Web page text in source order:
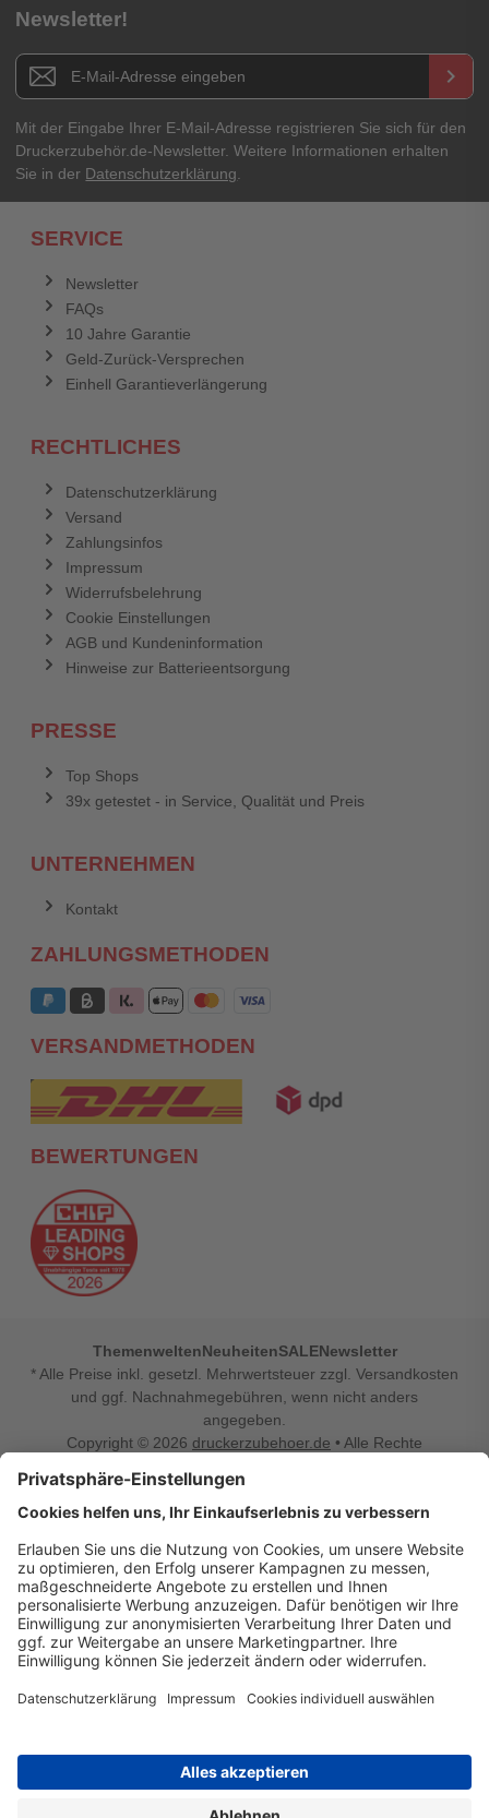
Titel**
E-Mail-Adresse
Ihr Passwort
Newsletter!
Newsletter E-Mail Adresse keyboard_arrow_right
Mit der Eingabe Ihrer E-Mail-Adresse registrieren Sie sich für den
Druckerzubehör.de-Newsletter. Weitere Informationen erhalten
Sie in der Datenschutzerklärung
SERVICE
Newsletter
FAQs
10 Jahre Garantie
Geld-Zurück-Versprechen
Einhell Garantieverlängerung
RECHTLICHES
Datenschutzerklärung
Versand
Zahlungsinfos
Impressum
Widerrufsbelehrung
Cookie Einstellungen
AGB und Kundeninformation
Hinweise zur Batterieentsorgung
PRESSE
Top Shops
39x getestet - in Service, Qualität und Preis
UNTERNEHMEN
Kontakt
ZAHLUNGSMETHODEN
VERSANDMETHODEN
BEWERTUNGEN
ThemenweltenNeuheitenSALENewsletter
* Alle Preise inkl. gesetzl. Mehrwertsteuer zzgl. Versandkosten
und ggf. Nachnahmegebühren, wenn nicht anders
angegeben.
Copyright © 2026 druckerzubehoer.de • Alle Rechte
Vertrag widerrufen
Druckerzubehoer.de – preiswerte Qualität für Ihr Office
Sie sind auf der Suche nach dem passenden Druckerzubehör
oder Zubehör für das Büro, den Computer oder Ihr
Smartphone? Dann sind Sie bei Druckerzubehoer.de genau
richtig! Unser breites Sortiment bietet unter anderem Tinte
und Toner für alle gängigen Druckermodelle – großer sowie
kleiner Hersteller. Zugleich sind wir Ihr Online Fachhandel für
einrichten, die Werkstatt ausstatten oder den Alltag mit
was Ihren Arbeitsplatz noch komfortabler macht, finden Sie
bei uns auch Bastelspaß, Schulbedarf, Beleuchtung,